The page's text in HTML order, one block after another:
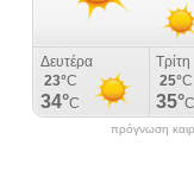
πρόγνωση